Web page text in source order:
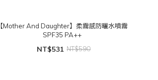
【Mother And Daughter】柔霧感防曬水噴霧
SPF35 PA++
NT$531 NT$590